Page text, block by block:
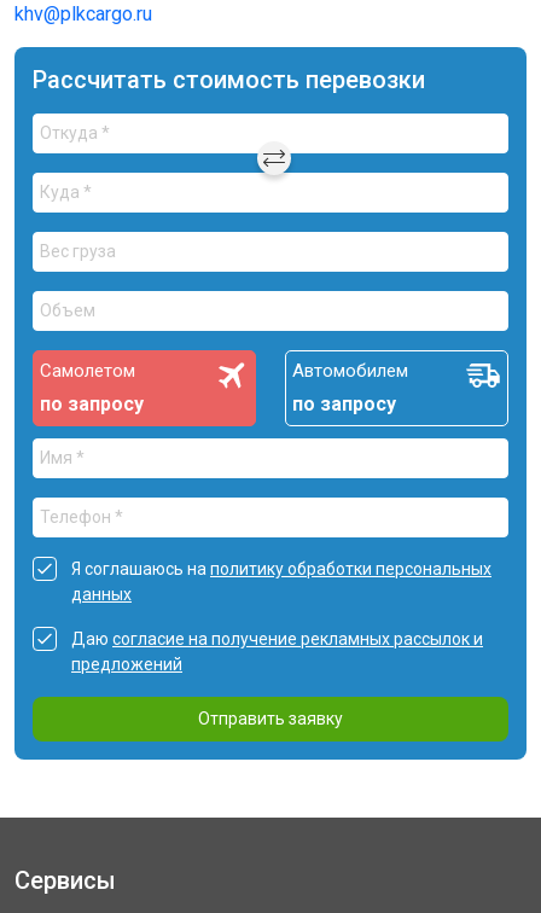
khv@plkcargo.ru
Рассчитать стоимость перевозки
Самолетом
по запросу
Автомобилем
по запросу
Я соглашаюсь на политику обработки персональных
данных
Даю согласие на получение рекламных рассылок и
предложений
Отправить заявку
Сервисы